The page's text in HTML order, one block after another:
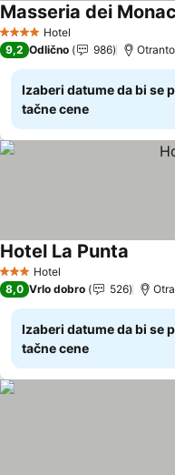
4 ZvezdiceHotel
Masseria dei
9,2 Odlično 986
Izaberi datume da bi se
tačne cene
3 Zvezdice
Hotel
Hotel La Punta
8,0 Vrlo dobro 526
Izaberi datume da bi se
tačne cene